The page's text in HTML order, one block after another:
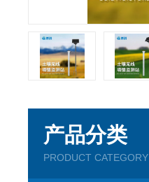
产品分类
PRODUCT CATEGORY